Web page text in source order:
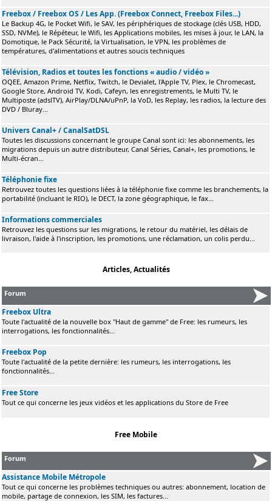
Freebox / Freebox OS / Les App. (Freebox Connect, Freebox Files...)
Le Backup 4G, le Pocket Wifi, le SAV, les périphériques de stockage (clés USB, HDD,
SSD, NVMe), le Répéteur, le Wifi, les Applications mobiles, les mises à jour, le LAN, la
Domotique, le Pack Sécurité, la Virtualisation, le VPN, les problèmes de
températures, d'alimentations et autres soucis techniques
Télévision, Radios et toutes les fonctions « audio / vidéo »
OQEE, Amazon Prime, Netflix, Twitch, le Devialet, l'Apple TV, Plex, le Chromecast,
Google Store, Android TV, Kodi, Cafeyn, les enregistrements, le Multi TV, le
Multiposte (adslTV), AirPlay/DLNA/uPnP, la VoD, les Replay, les radios, la lecture des
DVD / Bluray...
Univers Canal+ / CanalSatDSL
Toutes les discussions concernant le groupe Canal sont ici: les abonnements, les
migrations depuis un autre distributeur, Canal Séries, Canal+, les promotions, le
Multi-écran...
Téléphonie fixe
Retrouvez toutes les questions liées à la téléphonie fixe comme les branchements, la
portabilité (incluant le RIO), le DECT, la zone géographique, le fax...
Informations commerciales
Retrouvez les questions sur les migrations, le retour du matériel, les délais de
livraison, l'aide à l'inscription, les promotions, une réclamation, un colis perdu...
Articles, Actualités
Forum
Freebox Ultra
Toute l'actualité de la nouvelle box "Haut de gamme" de Free: les rumeurs, les
interrogations, les fonctionnalités...
Freebox Pop
Toute l'actualité de la petite dernière: les rumeurs, les interrogations, les
fonctionnalités...
Free Store
Tout ce qui concerne les jeux vidéos et les applications du Store de Free
Free Mobile
Forum
Assistance Mobile Métropole
Tout ce qui concerne les problèmes techniques ou autres: abonnement, location de
mobile, partage de connexion, les SIM, les factures...